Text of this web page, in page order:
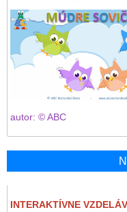
autor: © ABC
INTERAKTÍVNE